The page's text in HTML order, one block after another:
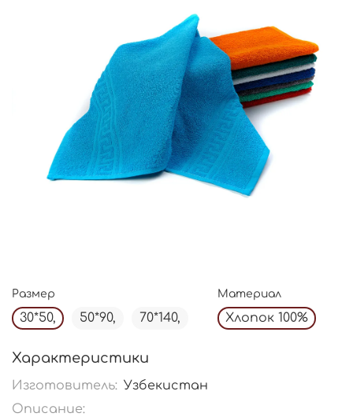
Размер
30*50, 50*90, 70*140,
Материал
Хлопок 100%
Характеристики
Изготовитель: Узбекистан
Описание: